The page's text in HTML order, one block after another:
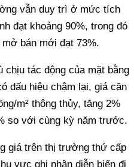
vẫn duy trì ở mức tích
đạt khoảng 90%, trong đó
bán mới đạt 73%.
tác động của mặt bằng
dấu hiệu chậm lại, giá căn
m² thông thủy, tăng 2%
so với cùng kỳ năm trước.
giá trên thị trường thứ cấp
vực ghi nhận diễn biến đi